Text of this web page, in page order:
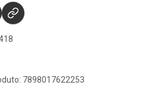
7898017622253